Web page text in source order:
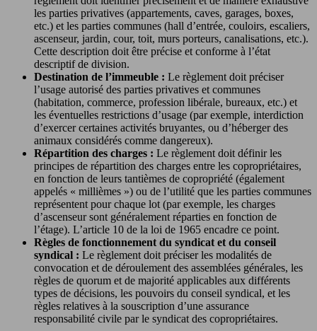
les parties privatives (appartements, caves, garages, boxes,
etc.) et les parties communes (hall d’entrée, couloirs, escaliers,
ascenseur, jardin, cour, toit, murs porteurs, canalisations, etc.).
Cette description doit être précise et conforme à l’état
descriptif de division.
Destination de l’immeuble : Le règlement doit préciser
l’usage autorisé des parties privatives et communes
(habitation, commerce, profession libérale, bureaux, etc.) et
les éventuelles restrictions d’usage (par exemple, interdiction
d’exercer certaines activités bruyantes, ou d’héberger des
animaux considérés comme dangereux).
Répartition des charges : Le règlement doit définir les
principes de répartition des charges entre les copropriétaires,
en fonction de leurs tantièmes de copropriété (également
appelés « millièmes ») ou de l’utilité que les parties communes
représentent pour chaque lot (par exemple, les charges
d’ascenseur sont généralement réparties en fonction de
l’étage). L’article 10 de la loi de 1965 encadre ce point.
Règles de fonctionnement du syndicat et du conseil
syndical : Le règlement doit préciser les modalités de
convocation et de déroulement des assemblées générales, les
règles de quorum et de majorité applicables aux différents
types de décisions, les pouvoirs du conseil syndical, et les
règles relatives à la souscription d’une assurance
responsabilité civile par le syndicat des copropriétaires.